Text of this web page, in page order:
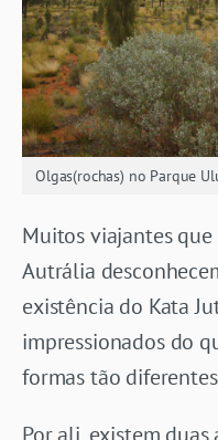
Olgas(rochas) no Parque
Muitos viajantes que
Autrália
existência do Kata
impressionados do
formas tão
Por ali, existem